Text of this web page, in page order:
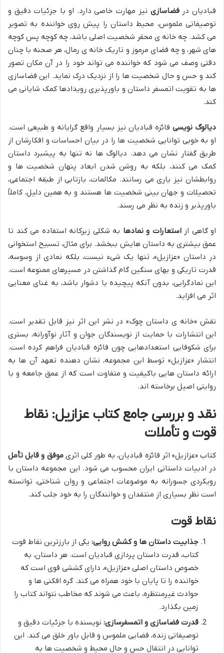
قبادیان درفضاسازی نیز مهارت خاصی دارد. او با جزئیات دقیق و
توصیفاتی ملموس، محیط داستان را پیش روی خواننده به تصویر
می کشد. چه خانه ی محقر شخصیت اصلی باشد، چه کوچه پس کوچه
های شهر، و چه فضای مرموز و تاریک خانه ی رمال، هر صحنه با چنان
دقتی وصف می شود که خواننده می تواند خود را در آن مکان تصور
کند و حس و حال شخصیت ها را از نزدیک درک نماید. این فضاسازی
ها به تقویت اتمسفر داستان و باورپذیری رویدادها کمک شایانی می
کند.
دیالوگ نویسی فائزه قبادیان نیز بسیار واقع گرایانه و طبیعی است.
او به خوبی توانایی شخصیت ها را در بیان احساسات و افکارشان از
طریق گفتار نشان می دهد. دیالوگ ها نه تنها به پیشبرد داستان
کمک می کنند، بلکه به روشن شدن ابعاد پنهان شخصیت ها و
روابطشان نیز یاری می رسانند. مکالمات، بازتابی از طبقه اجتماعی،
تحصیلات و جهان بینی شخصیت ها هستند و به همین دلیل، کاملاً
باورپذیر و زنده به نظر می رسند.
او گاهی ازاستعارات و نمادها به شکلی زیرکانه استفاده می کند تا
عمق بیشتری به داستان هایش ببخشد. برای مثال، تسبیح استخوانی
در داستان «عزازیل»، تنها یک شیء نیست، بلکه نمادی از وسوسه،
قدرت تاریکی و بهای سنگین گام گذاشتن در مسیرهای ممنوعه است.
این نمادگرایی، بدون آنکه پیچیده یا دشوار باشد، به غنای معنایی
اثر می افزاید.
نقش «خانه ی داستان چوک» در نشر این اثر نیز قابل تقدیر است.
این انتشارات با حمایت از نویسندگان جوان و آثار نوآورانه، بستری
برای شکوفایی استعدادهایی چون فائزه قبادیان فراهم کرده است.
انتشار «عزازیل» توسط این مجموعه، نشان دهنده تعهد آن ها به
ارائه داستان هایی باکیفیت و متفاوت است که از عمق جامعه و با
روایتی اصیل برخاسته اند.
نقد و بررسی جامع کتاب عزازیل: نقاط
قوت و تأملات
کتاب «عزازیل» اثر فائزه قبادیان، به طور کلی اثریموفق و قابل تأمل
در ادبیات داستانی ایران محسوب می شود. این مجموعه داستان با
رویکردی جسورانه به موضوعات اجتماعی و روان شناختی، توانسته
است نظر بسیاری از منتقدان و خوانندگان را به خود جلب کند.
نقاط قوت
جذابیت داستان ها و کشش روایی: یکی از بارزترین نقاط قوت
کتاب، قدرت داستان پردازی قبادیان است. هر داستان، به
خصوص داستان اصلی «عزازیل»، دارای کششی قوی است که
خواننده را تا پایان با خود همراه می کند. گره افکنی ها و
حوادث غیرمنتظره، باعث می شوند که مخاطب نتواند کتاب را
زمین بگذارد.
قدرت فضاسازی و اتمسفرسازی: نویسنده با جزئیات دقیق و
توصیفاتی زنده، فضایی ملموس و قابل باور خلق می کند. این
توانایی در انتقال حس و حال محیط و شخصیت ها به